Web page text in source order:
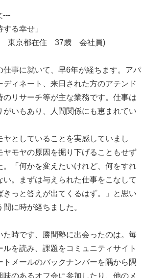
---
する幸せ」
東京都在住 37歳 会社員)
仕事に就いて、早6年が経ちます。アパ
ディネート、来日された方のアテンド
のリサーチ等が主な業務です。仕事は
がいもあり、人間関係にも恵まれてい
ヤとしていることを実感していまし
ヤモヤの原因を掘り下げることもせず
。「何かを変えたいけれど、何をすれ
い。まずは与えられた仕事をこなして
きっと答えが出てくるはず。」と思い
間に時が経ちました。
た時です、勝間塾に出会ったのは。毎
ルを読み、課題をコミュニティサイト
トメールのバックナンバーを隅から隅
味のあるオフ会に参加したり、他のメ